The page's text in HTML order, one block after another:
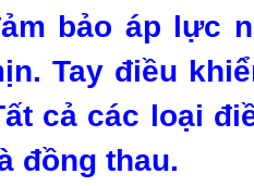
bảo áp lực
Tay điều
cả các loại
đồng thau.